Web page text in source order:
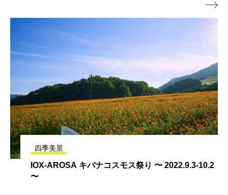
四季美景
IOX-AROSA キバナコスモス祭り 〜 2022.9.3-10.2
〜
